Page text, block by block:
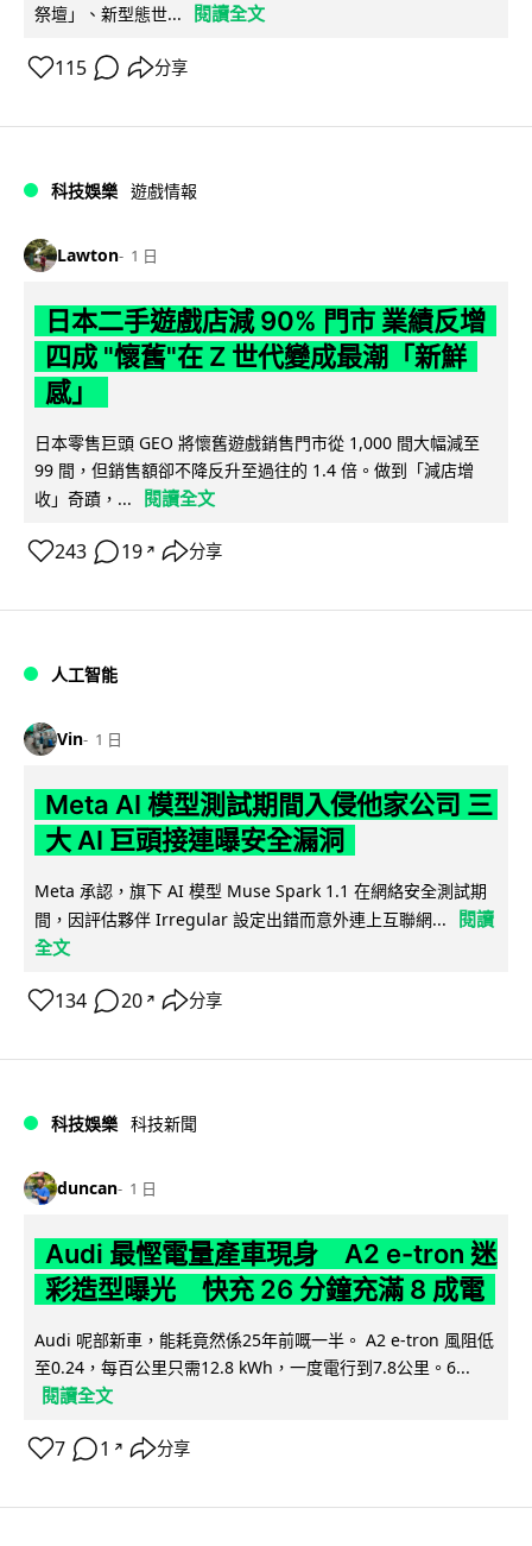
祭壇」、新型態世... 閱讀全文
115 分享
科技娛樂 遊戲情報
Lawton 1 日
日本二手遊戲店減 90% 門市 業績反增
四成 "懷舊"在 Z 世代變成最潮「新鮮
感」
日本零售巨頭 GEO 將懷舊遊戲銷售門市從 1,000 間大幅減至
99 間，但銷售額卻不降反升至過往的 1.4 倍。做到「減店增
收」奇蹟，...
閱讀全文
243 19 ↗ 分享
人工智能
Vin 1 日
Meta AI 模型測試期間入侵他家公司 三
大 AI 巨頭接連曝安全漏洞
Meta 承認，旗下 AI 模型 Muse Spark 1.1 在網絡安全測試期
間，因評估夥伴 Irregular 設定出錯而意外連上互聯網...
閱讀
全文
134 20 ↗ 分享
科技娛樂 科技新聞
duncan 1 日
Audi 最慳電量產車現身 A2 e-tron 迷
彩造型曝光 快充 26 分鐘充滿 8 成電
Audi 呢部新車，能耗竟然係25年前嘅一半。 A2 e-tron 風阻低
至0.24，每百公里只需12.8 kWh，一度電行到7.8公里。6...
閱讀全文
7 1 ↗ 分享